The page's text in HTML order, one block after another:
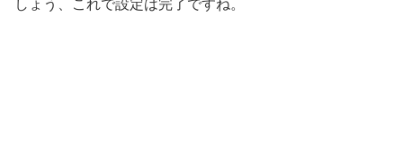
しょう、これで設定は完了ですね。